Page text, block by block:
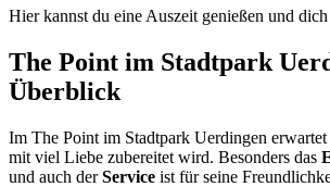
Hier kannst du eine Auszeit genießen und dich
The Point im Stadtpark
Überblick
Im The Point im Stadtpark Uerdingen
mit viel Liebe zubereitet wird. Besonders das
und auch derService ist für seine